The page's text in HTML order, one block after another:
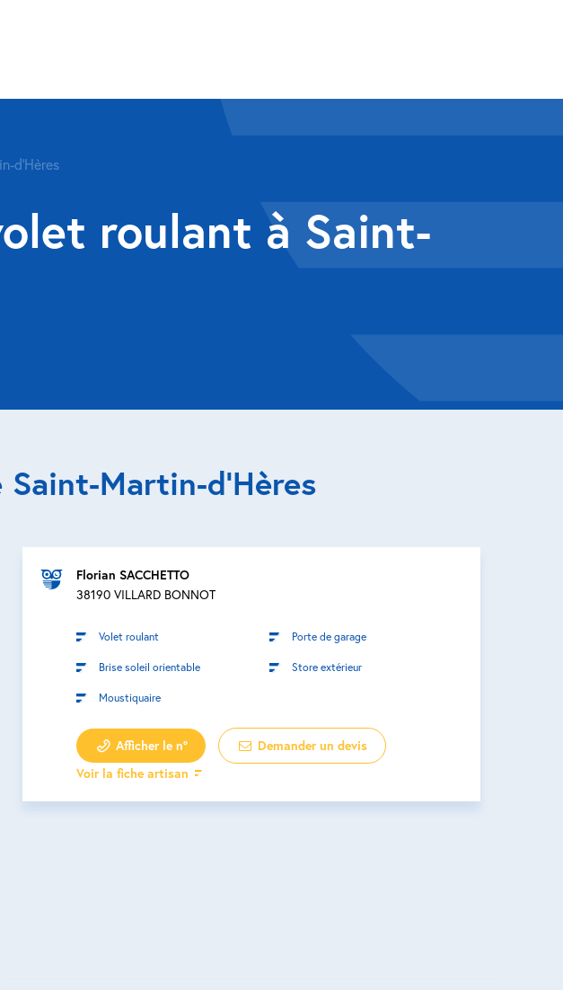
d’Hères
roulant à Saint-
Martin-d’Hères
Florian SACCHETTO
38190 VILLARD BONNOT
Volet roulant Porte de garage
Brise soleil orientable Store extérieur
Moustiquaire
Afficher le n°
Demander un devis
Voir la fiche artisan